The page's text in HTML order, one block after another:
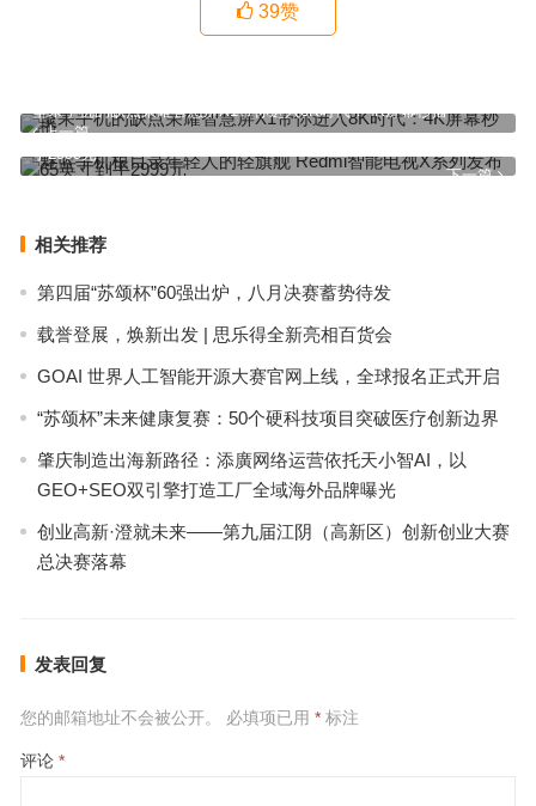
39赞
上一篇
坚果手机的缺点荣耀智慧屏X1带你进入8K时代：4K屏幕秒播
下一篇
魅蓝手机根目录年轻人的轻旗舰 Redmi智能电视X系列发布 65英寸到
手2999元
相关推荐
第四届“苏颂杯”60强出炉，八月决赛蓄势待发
载誉登展，焕新出发 | 思乐得全新亮相百货会
GOAI 世界人工智能开源大赛官网上线，全球报名正式开启
“苏颂杯”未来健康复赛：50个硬科技项目突破医疗创新边界
肇庆制造出海新路径：添廣网络运营依托天小智AI，以
GEO+SEO双引擎打造工厂全域海外品牌曝光
创业高新·澄就未来——第九届江阴（高新区）创新创业大赛
总决赛落幕
发表回复
您的邮箱地址不会被公开。 必填项已用 *标注
评论 *